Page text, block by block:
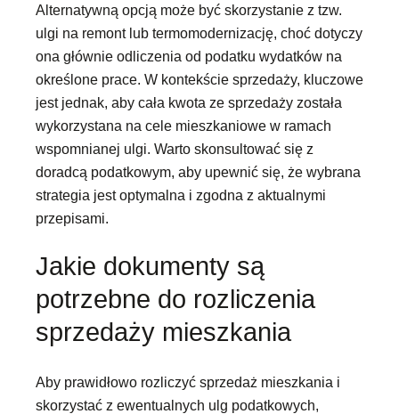
Alternatywną opcją może być skorzystanie z tzw.
ulgi na remont lub termomodernizację, choć dotyczy
ona głównie odliczenia od podatku wydatków na
określone prace. W kontekście sprzedaży, kluczowe
jest jednak, aby cała kwota ze sprzedaży została
wykorzystana na cele mieszkaniowe w ramach
wspomnianej ulgi. Warto skonsultować się z
doradcą podatkowym, aby upewnić się, że wybrana
strategia jest optymalna i zgodna z aktualnymi
przepisami.
Jakie dokumenty są
potrzebne do rozliczenia
sprzedaży mieszkania
Aby prawidłowo rozliczyć sprzedaż mieszkania i
skorzystać z ewentualnych ulg podatkowych,